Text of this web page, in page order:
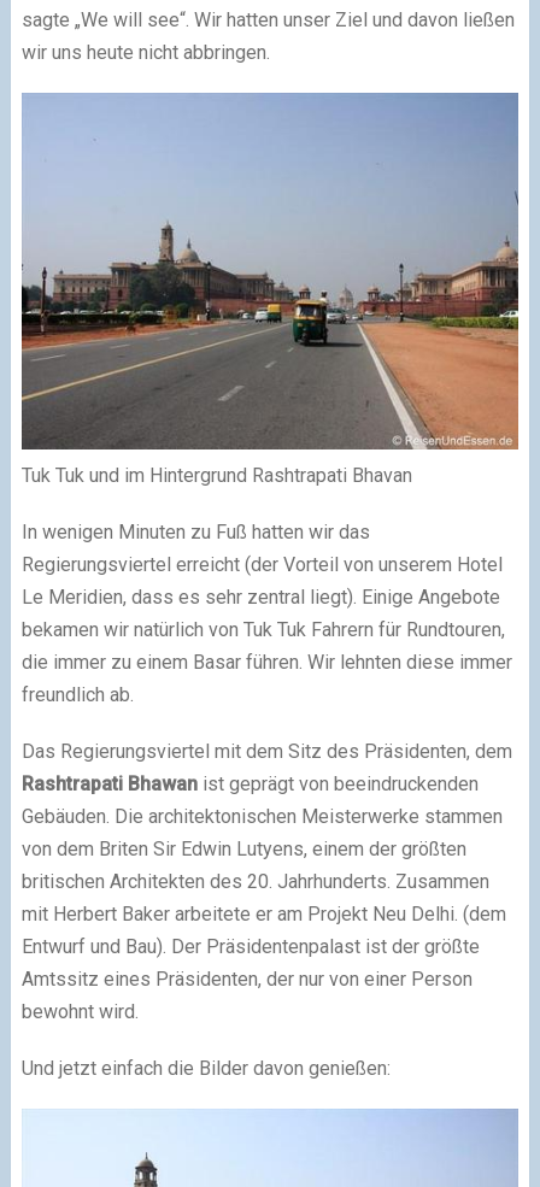
sagte „We will see“. Wir hatten unser Ziel und davon ließen
wir uns heute nicht abbringen.
Tuk Tuk und im Hintergrund Rashtrapati Bhavan
In wenigen Minuten zu Fuß hatten wir das
Regierungsviertel erreicht (der Vorteil von unserem Hotel
Le Meridien, dass es sehr zentral liegt). Einige Angebote
bekamen wir natürlich von Tuk Tuk Fahrern für Rundtouren,
die immer zu einem Basar führen. Wir lehnten diese immer
freundlich ab.
Das Regierungsviertel mit dem Sitz des Präsidenten, dem
Rashtrapati Bhawanist geprägt von beeindruckenden
Gebäuden. Die architektonischen Meisterwerke stammen
von dem Briten Sir Edwin Lutyens, einem der größten
britischen Architekten des 20. Jahrhunderts. Zusammen
mit Herbert Baker arbeitete er am Projekt Neu Delhi. (dem
Entwurf und Bau). Der Präsidentenpalast ist der größte
Amtssitz eines Präsidenten, der nur von einer Person
bewohnt wird.
Und jetzt einfach die Bilder davon genießen: